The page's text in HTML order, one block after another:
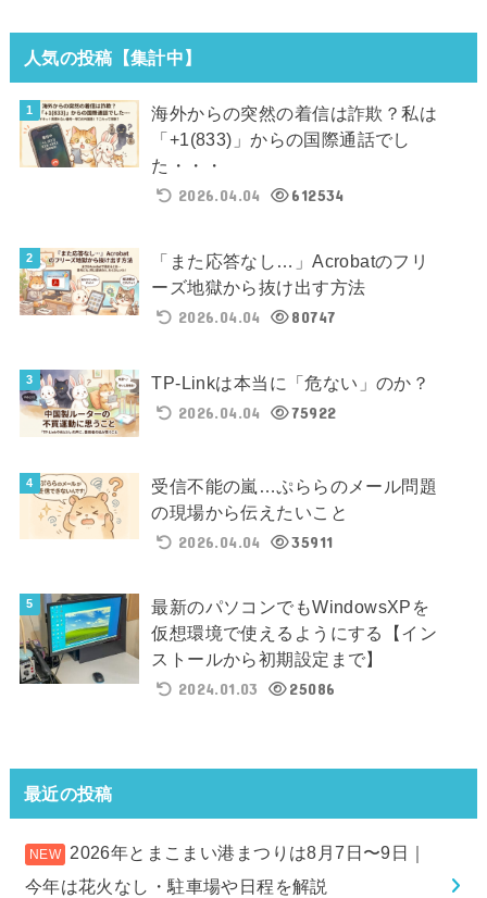
人気の投稿【集計中】
海外からの突然の着信は詐欺？私は
「+1(833)」からの国際通話でし
た・・・
2026.04.04
612534
「また応答なし…」Acrobatのフリ
ーズ地獄から抜け出す方法
2026.04.04
80747
TP-Linkは本当に「危ない」のか？
2026.04.04
75922
受信不能の嵐…ぷららのメール問題
の現場から伝えたいこと
2026.04.04
35911
最新のパソコンでもWindowsXPを
仮想環境で使えるようにする【イン
ストールから初期設定まで】
2024.01.03
25086
最近の投稿
2026年とまこまい港まつりは8月7日〜9日｜
今年は花火なし・駐車場や日程を解説